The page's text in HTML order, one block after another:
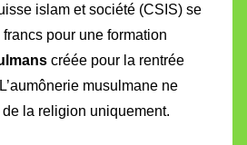
islam et société (CSIS) se
pour une formation
créée pour la rentrée
musulmane ne
la religion uniquement.